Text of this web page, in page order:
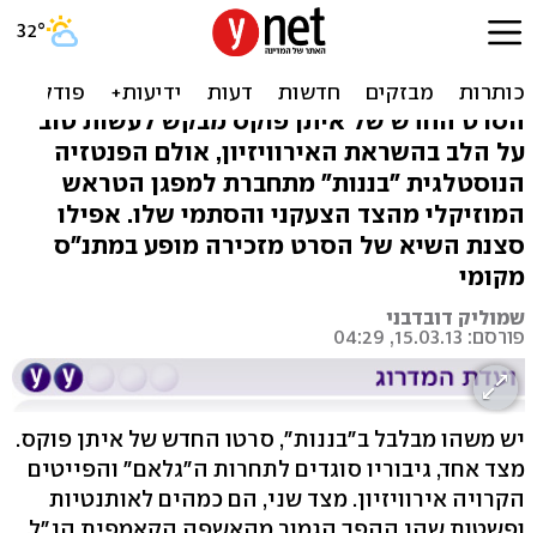
"בננות": רחוק מאוד מדוז
הסרט החדש של איתן פוקס מבקש לעשות טוב
על הלב בהשראת האירוויזיון, אולם הפנטזיה
הנוסטלגית "בננות" מתחברת למפגן הטראש
המוזיקלי מהצד הצעקני והסתמי שלו. אפילו
סצנת השיא של הסרט מזכירה מופע במתנ"ס
מקומי
שמוליק דובדבני
פורסם: 15.03.13, 04:29
יש משהו מבלבל ב"בננות", סרטו החדש של איתן פוקס.
מצד אחד, גיבוריו סוגדים לתחרות ה"גלאם" והפייטים
הקרויה אירוויזיון. מצד שני, הם כמהים לאותנטיות